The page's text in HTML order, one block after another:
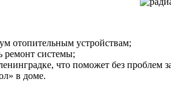
отопительным устройствам;
системы;
что поможет без проблем
в доме.